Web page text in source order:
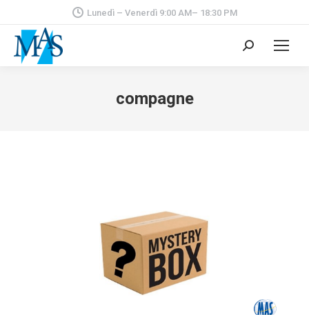
Lunedì – Venerdì 9:00 AM– 18:30 PM
Cerca:
compagne